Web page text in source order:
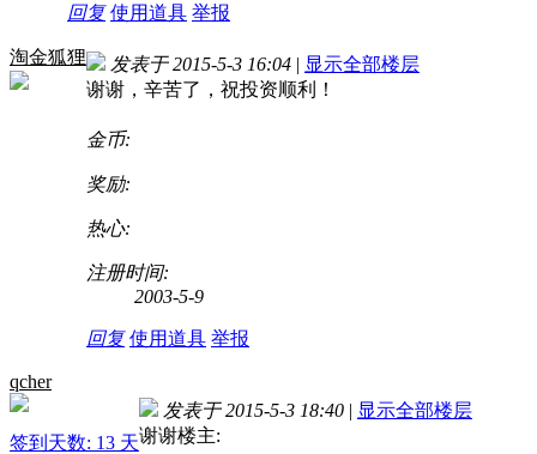
回复 使用道具 举报
淘金狐狸 发表于 2015-5-3 16:04 | 显示全部楼层
谢谢，辛苦了，祝投资顺利！
金币:
奖励:
热心:
注册时间:
2003-5-9
回复 使用道具 举报
qcher
签到天数: 13 天
发表于 2015-5-3 18:40 | 显示全部楼层
谢谢楼主: